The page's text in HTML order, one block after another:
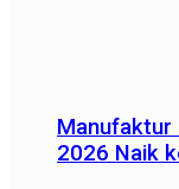
Manufaktur
2026 Naik